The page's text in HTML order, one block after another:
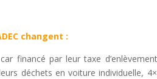
changent :
financé par leur taxe
déchets en voiture individuelle,